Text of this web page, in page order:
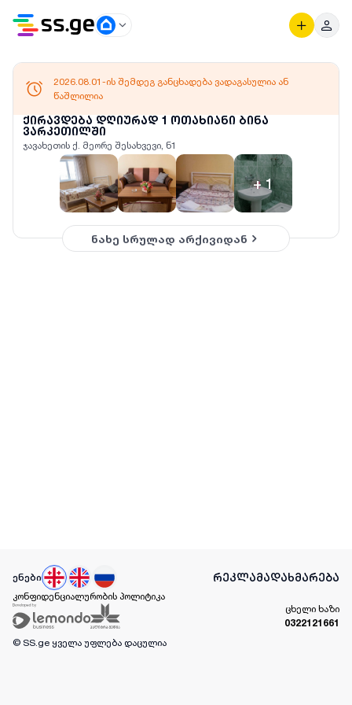
ქირავდება დღიურად 1 ოთახიანი ბინა
ვარკეთილში
ჯავახეთის ქ. მეორე შესახვევი, ნ1
+1
2026.08.01-ის შემდეგ განცხადება ვადაგასულია ან
წაშლილია
ნახე სრულად არქივიდან
ენები რეკლამადახმარება
კონფიდენციალურობის პოლიტიკა
ცხელი ხაზი
0322121661
© SS.ge ყველა უფლება დაცულია